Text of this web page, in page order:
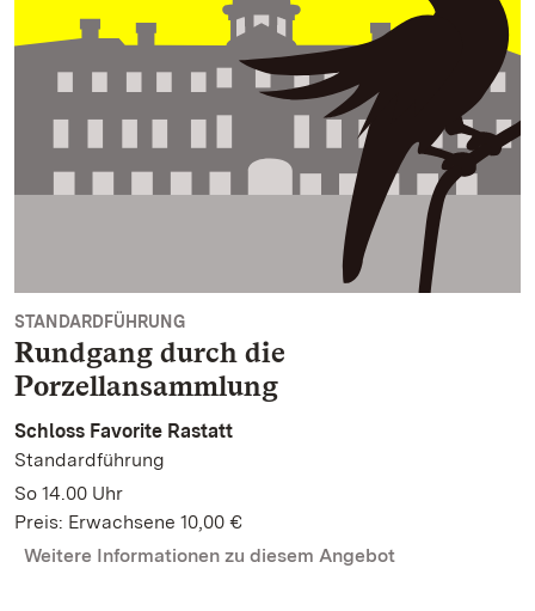
STANDARDFÜHRUNG
Rundgang durch die
Porzellansammlung
Schloss Favorite Rastatt
Standardführung
So 14.00 Uhr
Preis: Erwachsene 10,00 €
Weitere Informationen zu diesem Angebot